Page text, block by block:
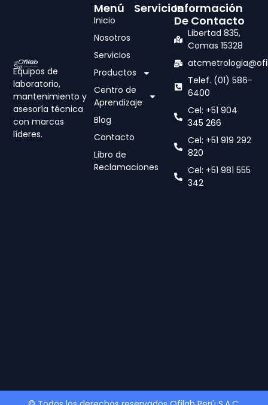
Equipos de
laboratorio,
mantenimiento y
asesoría técnica
con marcas
líderes.
Servicios
Menú
Inicio
Nosotros
Servicios
Productos
Centro de
Aprendizaje
Blog
Contacto
Libro de
Reclamaciones
Información
De Contacto
Libertad 835,
Comas 15328
Telef. (01) 586-
6400
Cel: +51 904
345 266
Cel: +51 919 292
820
Cel: +51 981 555
342